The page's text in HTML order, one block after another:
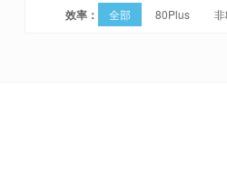
效率： 全部 80Plus